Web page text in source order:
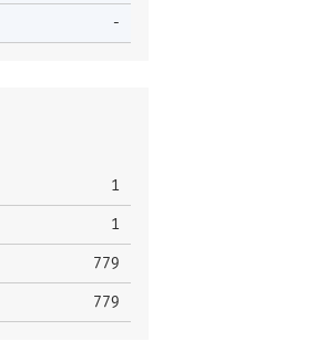
-
1
1
779
779